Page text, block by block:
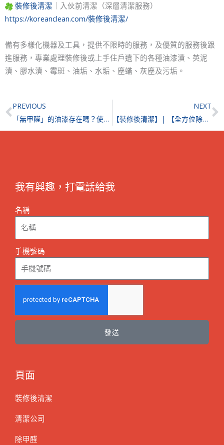
裝修後清潔 ｜入伙前清潔（深層清潔服務）
https://koreanclean.com/裝修後清潔/
備有多樣化機器及工具，提供不限時的服務，及優質的服務後跟
進服務，專業處理裝修後或上手住戶遺下的各種油漆漬、英泥
漬、膠水漬、霉斑、油垢、水垢、塵蟎、灰塵及污垢。
Prev
PREVIOUS
「無甲醛」的油漆存在嗎？使用油漆時這樣做更低甲醛！
NEXT
【裝修後清潔】| 【全方位除甲醛】| 紅磡半島豪庭
我有興趣，打電話給我
名稱
手機號碼
發送
頁面
裝修後清潔
清潔公司
除甲醛